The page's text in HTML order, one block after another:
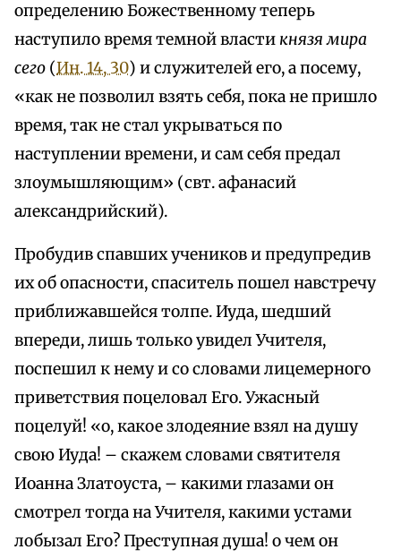
определению Божественному теперь
наступило время темной власти князя мира
сего (Ин. 14, 30) и служителей его, а посему,
«как не позволил взять себя, пока не пришло
время, так не стал укрываться по
наступлении времени, и сам себя предал
злоумышляющим» (свт. афанасий
александрийский).
Пробудив спавших учеников и предупредив
их об опасности, спаситель пошел навстречу
приближавшейся толпе. Иуда, шедший
впереди, лишь только увидел Учителя,
поспешил к нему и со словами лицемерного
приветствия поцеловал Его. Ужасный
поцелуй! «о, какое злодеяние взял на душу
свою Иуда! – скажем словами святителя
Иоанна Златоуста, – какими глазами он
смотрел тогда на Учителя, какими устами
лобызал Его? Преступная душа! о чем он